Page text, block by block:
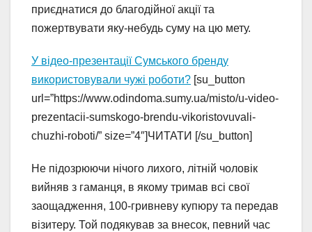
приєднатися до благодійної акції та
пожертвувати яку-небудь суму на цю мету.
У відео-презентації Сумського бренду
використовували чужі роботи? [su_button
url=”https://www.odindoma.sumy.ua/misto/u-video-
prezentacii-sumskogo-brendu-vikoristovuvali-
chuzhi-roboti/” size=”4″]ЧИТАТИ [/su_button]
Не підозрюючи нічого лихого, літній чоловік
вийняв з гаманця, в якому тримав всі свої
заощадження, 100-гривневу купюру та передав
візитеру. Той подякував за внесок, певний час